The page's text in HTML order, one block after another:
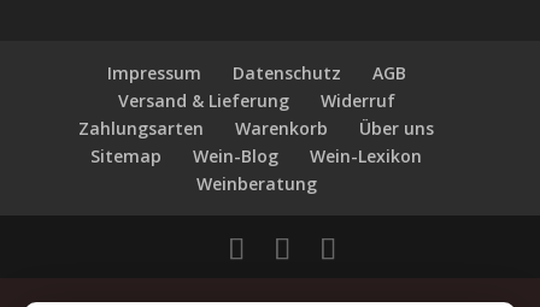
Impressum Datenschutz
AGB
Versand & Lieferung
Widerruf
Zahlungsarten
Warenkorb
Über uns
Sitemap
Wein-Blog
Wein-Lexikon
Weinberatung